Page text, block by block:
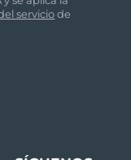
prevista
serviciode